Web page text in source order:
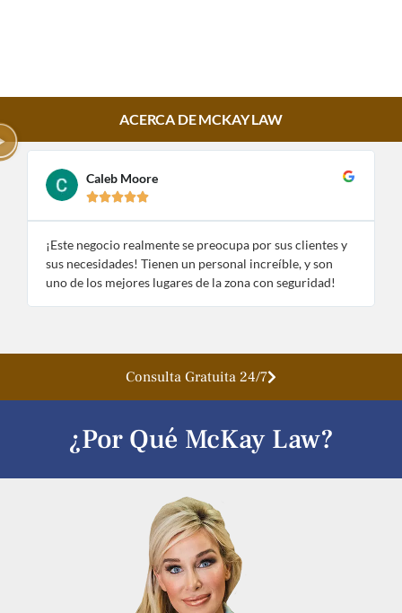
ACERCA DE MCKAY LAW
Caleb Moore

¡Este negocio realmente se preocupa por sus clientes y
sus necesidades! Tienen un personal increíble, y son
uno de los mejores lugares de la zona con seguridad!
Consulta Gratuita 24/7
¿Por Qué McKay Law?